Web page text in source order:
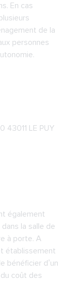
En cas
de la
personnes
43011 LE PUY
également
la salle de
à porte. A
établissement
bénéficier d’un
coût des